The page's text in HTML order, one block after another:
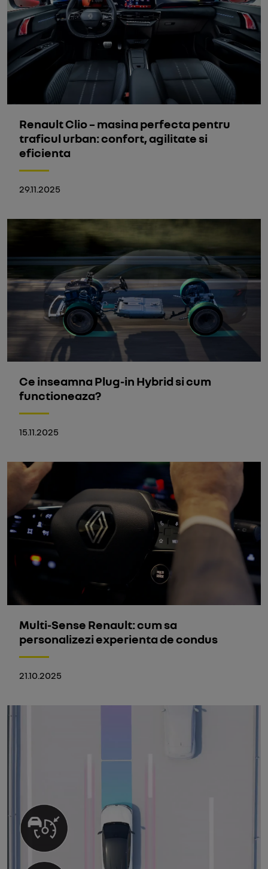
Renault Clio – masina perfecta pentru
traficul urban: confort, agilitate si
eficienta
29.11.2025
Ce inseamna Plug-in Hybrid si cum
functioneaza?
15.11.2025
Multi-Sense Renault: cum sa
personalizezi experienta de condus
21.10.2025